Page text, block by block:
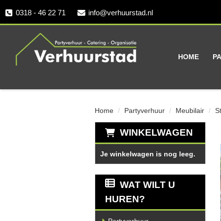
0318 - 46 22 71 info@verhuurstad.nl
HOME
Home Partyverhuur Meubilair
WINKELWAGEN
Je winkelwagen is nog leeg.
WAT WILT U
HUREN?